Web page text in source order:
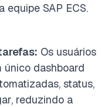
equipe SAP ECS.
Os usuários
único dashboard
status,
reduzindo a